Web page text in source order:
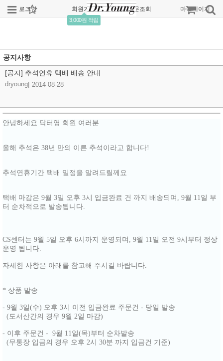
로그인 회원가입
3,000원 적립
주문조회 마이페이지
공지사항
[공지] 추석연휴 택배 배송 안내
dryoung 2014-08-28
안녕하세요 닥터영 회원 여러분
올해 추석은 38년 만의 이른 추석이라고 합니다!
추석연휴기간 택배 일정을 알려드릴께요
택배 마감은 9월 3일 오후 3시 입금완료 건 까지 배송되며, 9월 11일 부
터 순차적으로 발송됩니다.
CS센터는 9월 5일 오후 6시까지 운영되며, 9월 11일 오전 9시부터 정상
운영 됩니다.
자세한 사항은 아래를 참고해 주시길 바랍니다.
* 상품 발송
- 9월 3일(수) 오후 3시 이전 입금완료 주문건 - 당일 발송
(도서산간의 경우 9월 2일 마감)
- 이후 주문건 - 9월 11일(목)부터 순차발송
(무통장 입금의 경우 오후 2시 30분 까지 입금건 기준)